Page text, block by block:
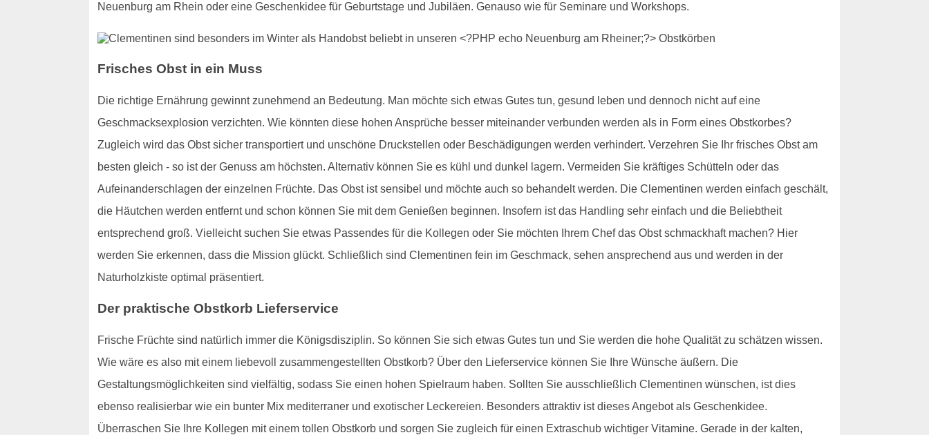
Neuenburg am Rhein oder eine Geschenkidee für Geburtstage und Jubiläen. Genauso wie für Seminare und Workshops.
Frisches Obst in ein Muss
Die richtige Ernährung gewinnt zunehmend an Bedeutung. Man möchte sich etwas Gutes tun, gesund leben und dennoch nicht auf eine
Geschmacksexplosion verzichten. Wie könnten diese hohen Ansprüche besser miteinander verbunden werden als in Form eines Obstkorbes?
Zugleich wird das Obst sicher transportiert und unschöne Druckstellen oder Beschädigungen werden verhindert. Verzehren Sie Ihr frisches Obst am
besten gleich - so ist der Genuss am höchsten. Alternativ können Sie es kühl und dunkel lagern. Vermeiden Sie kräftiges Schütteln oder das
Aufeinanderschlagen der einzelnen Früchte. Das Obst ist sensibel und möchte auch so behandelt werden. Die Clementinen werden einfach geschält,
die Häutchen werden entfernt und schon können Sie mit dem Genießen beginnen. Insofern ist das Handling sehr einfach und die Beliebtheit
entsprechend groß. Vielleicht suchen Sie etwas Passendes für die Kollegen oder Sie möchten Ihrem Chef das Obst schmackhaft machen? Hier
werden Sie erkennen, dass die Mission glückt. Schließlich sind Clementinen fein im Geschmack, sehen ansprechend aus und werden in der
Naturholzkiste optimal präsentiert.
Der praktische Obstkorb Lieferservice
Frische Früchte sind natürlich immer die Königsdisziplin. So können Sie sich etwas Gutes tun und Sie werden die hohe Qualität zu schätzen wissen.
Wie wäre es also mit einem liebevoll zusammengestellten Obstkorb? Über den Lieferservice können Sie Ihre Wünsche äußern. Die
Gestaltungsmöglichkeiten sind vielfältig, sodass Sie einen hohen Spielraum haben. Sollten Sie ausschließlich Clementinen wünschen, ist dies
ebenso realisierbar wie ein bunter Mix mediterraner und exotischer Leckereien. Besonders attraktiv ist dieses Angebot als Geschenkidee.
Überraschen Sie Ihre Kollegen mit einem tollen Obstkorb und sorgen Sie zugleich für einen Extraschub wichtiger Vitamine. Gerade in der kalten,